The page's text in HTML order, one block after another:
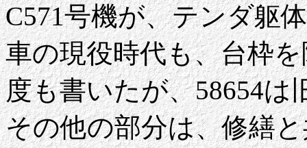
C571号機が、テンダ躯
車の現役時代も、台枠
度も書いたが、58654
その他の部分は、修繕